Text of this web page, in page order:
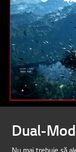
Dual-
Nu mai trebuie să